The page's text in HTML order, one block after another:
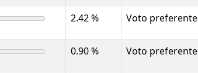
2.42 % Voto preferente
0.90 % Voto preferente